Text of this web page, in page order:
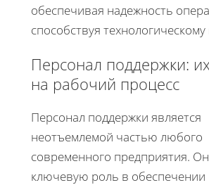
обеспечивая надежность
способствуя технологическому
Персонал поддержки:
на рабочий процесс
Персонал поддержки является
неотъемлемой частью любого
современного предприятия.
ключевую роль в обеспечении